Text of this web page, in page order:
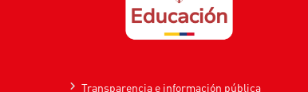
Transparencia e información pública